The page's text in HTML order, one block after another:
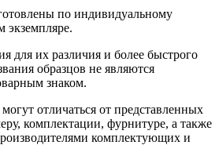
по индивидуальному
экземпляре.
для их различия и более быстрого
образцов не являются
знаком.
отличаться от представленных
комплектации, фурнитуре, а также
комплектующих и